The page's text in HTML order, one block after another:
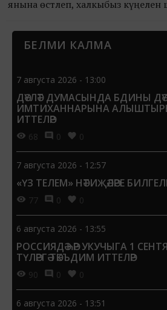
янына өстәлеп, халкыбыз күңеленә
килә ул.
БЕЛМИ КАЛМА
7 августа 2026 - 13:00
ДӘҮЛӘТ ДУМАСЫНДА БДИНЫ
ИМТИХАННАРЫНА
ИТТЕЛӘР
68 0 0
7 августа 2026 - 12:57
«ҮЗ ТЕЛЕМ» НӘТИҖӘЛӘРЕ
77 0 0
6 августа 2026 - 13:55
РОССИЯДӘ ҺӘР УКУЧЫГА 1
ТҮЛӘРГӘ ТӘКЪДИМ ИТТЕЛӘР
90 0 0
6 августа 2026 - 13:51